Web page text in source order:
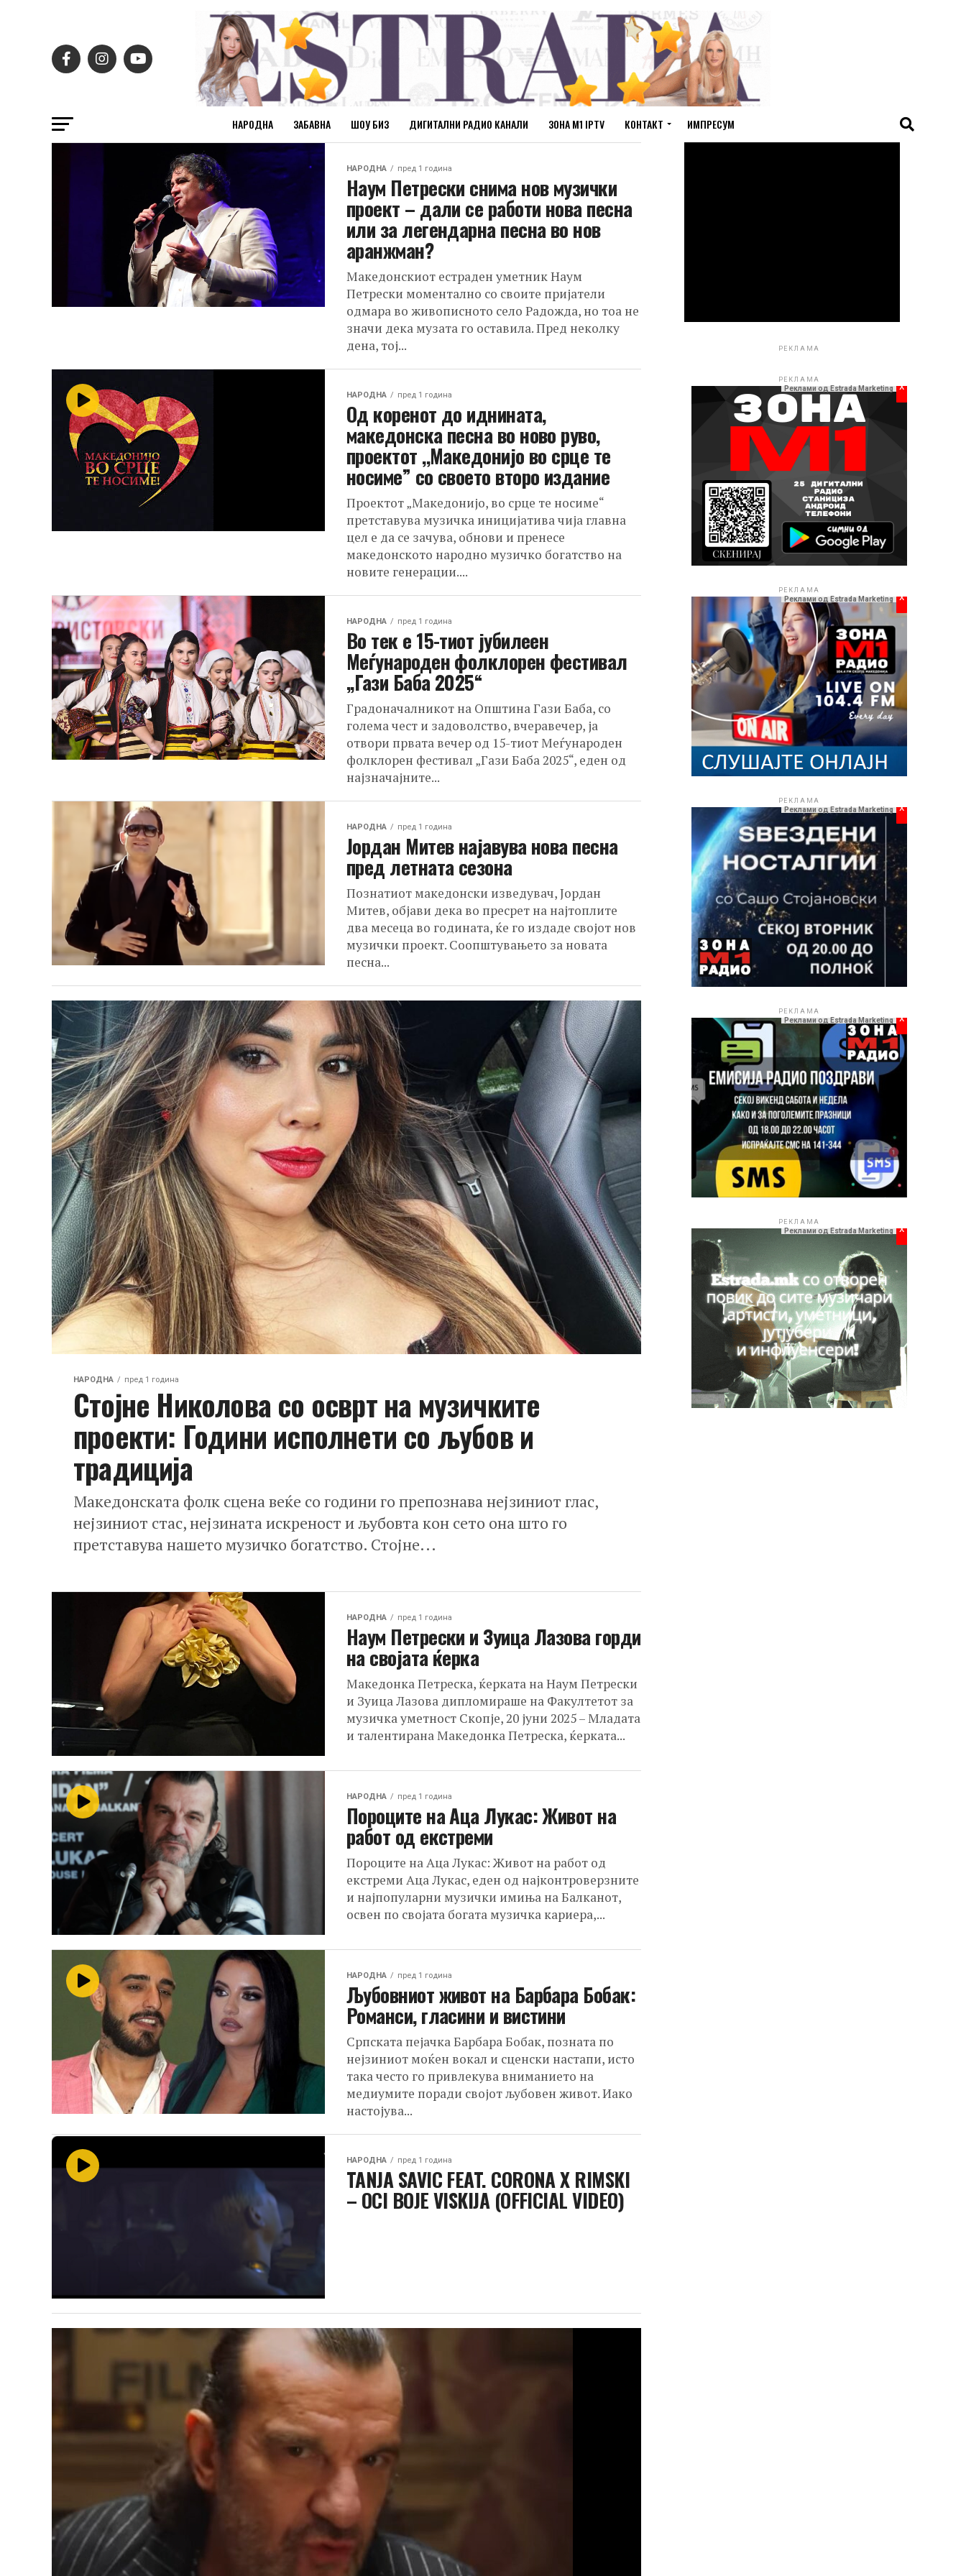
НАРОДНА ЗАБАВНА ШОУ БИЗ ДИГИТАЛНИ РАДИО КАНАЛИ ЗОНА М1 IPTV КОНТАКТ ИМПРЕСУМ
НАРОДНА пред 1 година
Наум Петрески снима нов музички
проект – дали се работи нова песна
или за легендарна песна во нов
аранжман?
Македонскиот естраден уметник Наум
Петрески моментално со своите пријатели
одмара во живописното село Радожда, но тоа не
значи дека музата го оставила. Пред неколку
дена, тој...
НАРОДНА пред 1 година
Од коренот до иднината,
македонска песна во ново руво,
проектот ,,Македонијо во срце те
носиме” со своето второ издание
Проектот „Македонијо, во срце те носиме“
претставува музичка иницијатива чија главна
цел е да се зачува, обнови и пренесе
македонското народно музичко богатство на
новите генерации....
НАРОДНА пред 1 година
Во тек е 15-тиот јубилеен
Меѓународен фолклорен фестивал
„Гази Баба 2025“
Градоначалникот на Општина Гази Баба, со
голема чест и задоволство, вчеравечер, ја
отвори првата вечер од 15-тиот Меѓународен
фолклорен фестивал „Гази Баба 2025“, еден од
најзначајните...
НАРОДНА пред 1 година
Јордан Митев најавува нова песна
пред летната сезона
Познатиот македонски изведувач, Јордан
Митев, објави дека во пресрет на најтоплите
два месеца во годината, ќе го издаде својот нов
музички проект. Соопштувањето за новата
песна...
НАРОДНА пред 1 година
Стојне Николова со осврт на музичките
проекти: Години исполнети со љубов и
традиција
Македонската фолк сцена веќе со години го препознава нејзиниот глас,
нејзиниот стас, нејзината искреност и љубовта кон сето она што го
претставува нашето музичко богатство. Стојне...
НАРОДНА пред 1 година
Наум Петрески и Зуица Лазова горди
на својата ќерка
Македонка Петреска, ќерката на Наум Петрески
и Зуица Лазова дипломираше на Факултетот за
музичка уметност Скопје, 20 јуни 2025 – Младата
и талентирана Македонка Петреска, ќерката...
НАРОДНА пред 1 година
Пороците на Аца Лукас: Живот на
работ од екстреми
Пороците на Аца Лукас: Живот на работ од
екстреми Аца Лукас, еден од најконтроверзните
и најпопуларни музички имиња на Балканот,
освен по својата богата музичка кариера,...
НАРОДНА пред 1 година
Љубовниот живот на Барбара Бобак:
Романси, гласини и вистини
Српската пејачка Барбара Бобак, позната по
нејзиниот моќен вокал и сценски настапи, исто
така често го привлекува вниманието на
медиумите поради својот љубовен живот. Иако
настојува...
НАРОДНА пред 1 година
TANJA SAVIC FEAT. CORONA X RIMSKI
– OCI BOJE VISKIJA (OFFICIAL VIDEO)
РЕКЛАМА
РЕКЛАМА
Реклами од Estrada Marketing x
РЕКЛАМА
Реклами од Estrada Marketing x
РЕКЛАМА
Реклами од Estrada Marketing x
РЕКЛАМА
Реклами од Estrada Marketing x
РЕКЛАМА
Реклами од Estrada Marketing x